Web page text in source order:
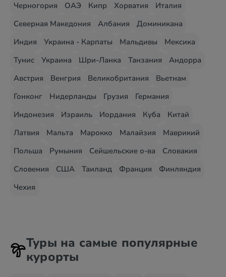
Черногория
ОАЭ Кипр Хорватия
Италия
Северная Македония
Албания
Доминикана
Индия
Украина - Карпаты Мальдивы
Мексика
Тунис
Украина Шри-Ланка Танзания
Андорра
Австрия
Венгрия Великобритания
Вьетнам
Гонконг
Нидерланды Грузия
Германия
Индонезия
Израиль Иордания Куба
Китай
Латвия
Мальта Марокко Малайзия
Маврикий
Польша
Румыния Сейшельские о-ва
Словакия
Словения
США Таиланд Франция
Финляндия
Чехия
Туры на самые популярные
курорты